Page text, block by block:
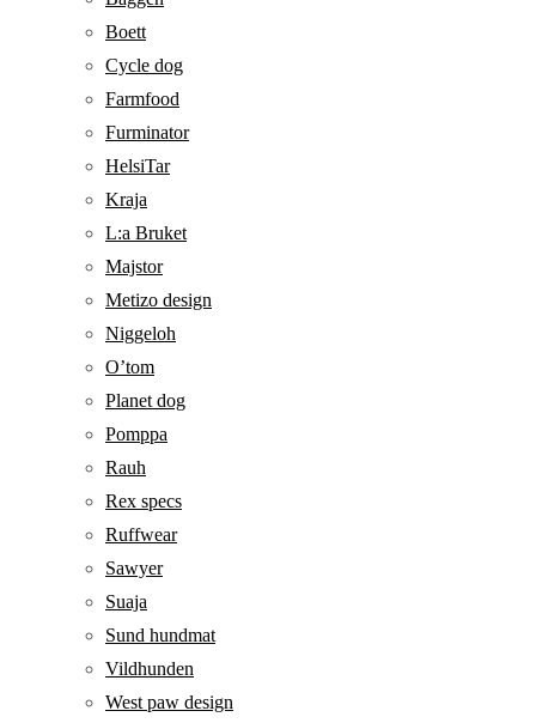
Boett
Cycle dog
Farmfood
Furminator
HelsiTar
Kraja
L:a Bruket
Majstor
Metizo design
Niggeloh
O’tom
Planet dog
Pomppa
Rauh
Rex specs
Ruffwear
Sawyer
Suaja
Sund hundmat
Vildhunden
West paw design